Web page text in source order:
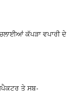
ਕੱਪੜਾ ਵਪਾਰੀ ਦੇ
ਤੇ ਸਬ-